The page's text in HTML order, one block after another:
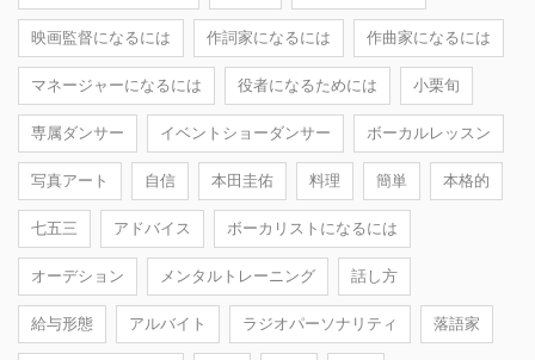
映画監督になるには 作詞家になるには 作曲家になるには
マネージャーになるには 役者になるためには 小栗旬
専属ダンサー イベントショーダンサー ボーカルレッスン
写真アート 自信 本田圭佑 料理 簡単 本格的
七五三 アドバイス ボーカリストになるには
オーデション メンタルトレーニング 話し方
給与形態 アルバイト ラジオパーソナリティ 落語家